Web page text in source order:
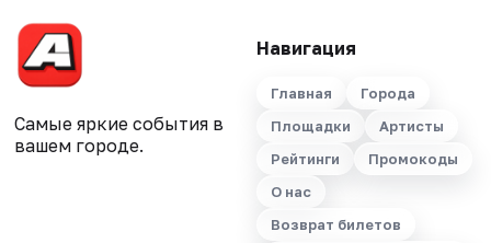
Самые яркие события в
вашем городе.
Навигация
Главная
Города
Площадки
Артисты
Рейтинги
Промокоды
О нас
Возврат билетов